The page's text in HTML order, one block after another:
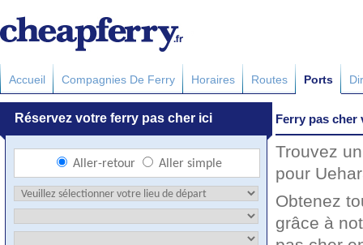
Accueil Compagnies De Ferry Horaires Routes Ports
Ferry pas cher
Trouvez
pour
Obtenez
grâce à